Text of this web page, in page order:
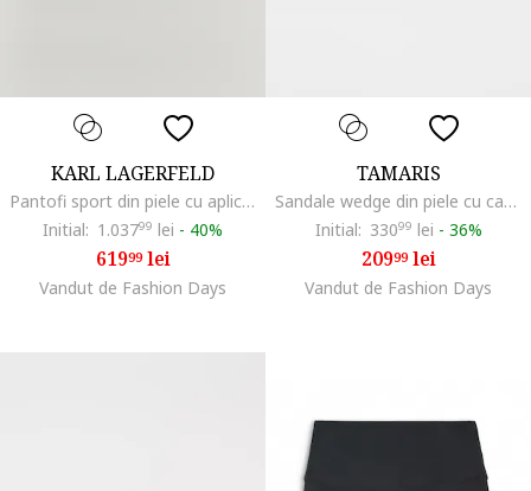
KARL LAGERFELD
Pantofi sport din piele cu aplicatie logo metalica, Negru/Argintiu
Initial: 1.03799 lei - 40%
61999lei
Vandut de Fashion Days
TAMARIS
Sandale wedge din piele cu catarame, Negru
Initial: 33099 lei - 36%
20999lei
Vandut de Fashion Days